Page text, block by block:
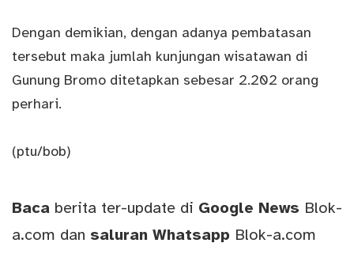
Dengan demikian, dengan adanya pembatasan
tersebut maka jumlah kunjungan wisatawan di
Gunung Bromo ditetapkan sebesar 2.202 orang
perhari.
(ptu/bob)
Baca berita ter-update di Google News Blok-
a.com dan saluran Whatsapp Blok-a.com